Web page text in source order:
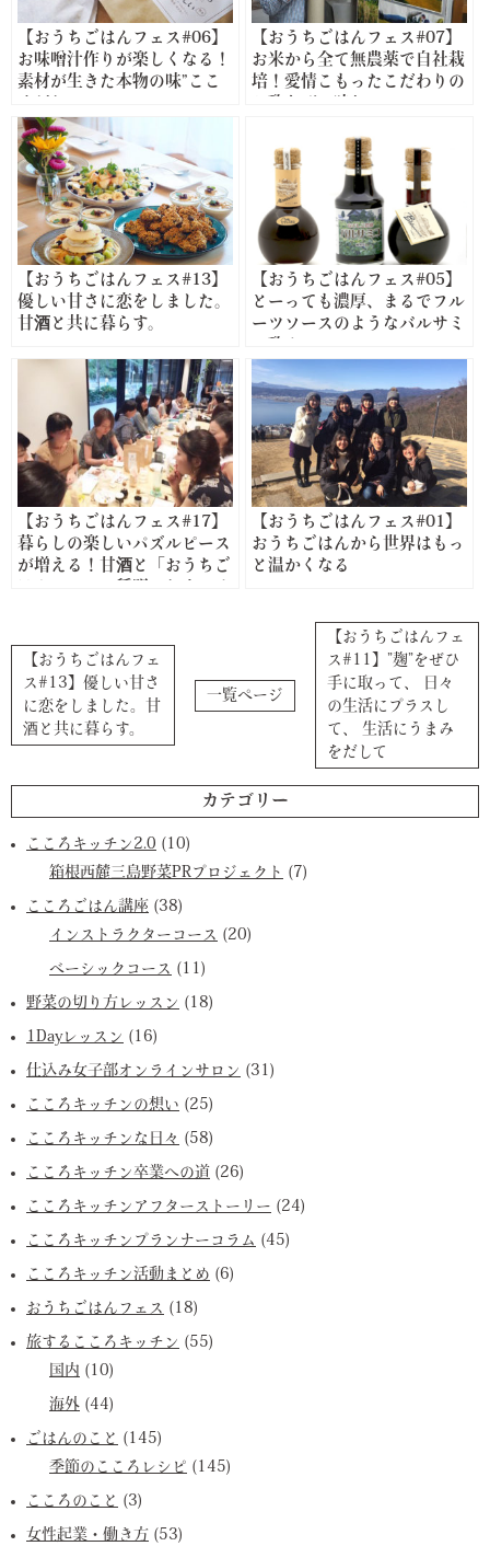
【おうちごはんフェス#06】
お味噌汁作りが楽しくなる！
素材が生きた本物の味”ここ
【おうちごはんフェス#07】
お米から全て無農薬で自社栽
培！愛情こもったこだわりの
【おうちごはんフェス#13】
優しい甘さに恋をしました。
甘酒と共に暮らす。
【おうちごはんフェス#05】
とーっても濃厚、まるでフル
ーツソースのようなバルサミ
【おうちごはんフェス#17】
暮らしの楽しいパズルピース
が増える！甘酒と「おうちご
【おうちごはんフェス#01】
おうちごはんから世界はもっ
と温かくなる
【おうちごはんフェ
ス#13】優しい甘さ
に恋をしました。甘
酒と共に暮らす。
一覧ページ
【おうちごはんフェ
ス#11】”麹”をぜひ
手に取って、 日々
の生活にプラスし
て、 生活にうまみ
をだして
カテゴリー
こころキッチン2.0 (10)
箱根西麓三島野菜PRプロジェクト (7)
こころごはん講座 (38)
インストラクターコース (20)
ベーシックコース (11)
野菜の切り方レッスン (18)
1Dayレッスン (16)
仕込み女子部オンラインサロン (31)
こころキッチンの想い (25)
こころキッチンな日々 (58)
こころキッチン卒業への道 (26)
こころキッチンアフターストーリー (24)
こころキッチンプランナーコラム (45)
こころキッチン活動まとめ (6)
おうちごはんフェス (18)
旅するこころキッチン (55)
国内 (10)
海外 (44)
ごはんのこと (145)
季節のこころレシピ (145)
こころのこと (3)
女性起業・働き方 (53)